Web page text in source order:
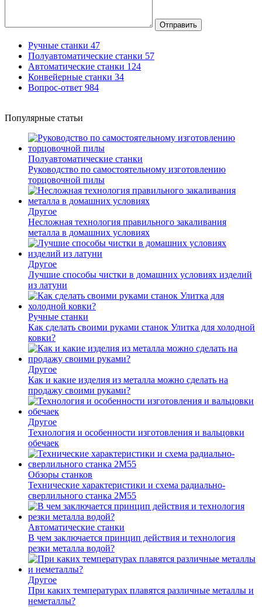
Отправить
Ручные станки 47
Полуавтоматические станки 57
Автоматические станки 124
Конвейерные станки 34
Вопрос-ответ 984
Популярные статьи
Полуавтоматические станки
Руководство по самостоятельному изготовлению
торцовочной пилы
Другое
Несложная технология правильного закаливания
металла в домашних условиях
Другое
Лучшие способы чистки в домашних условиях изделий
из латуни
Ручные станки
Как сделать своими руками станок Улитка для холодной
ковки?
Другое
Как и какие изделия из металла можно сделать на
продажу своими руками?
Другое
Технология и особенности изготовления и вальцовки
обечаек
Обзоры станков
Технические характеристики и схема радиально-
сверлильного станка 2М55
Автоматические станки
В чем заключается принцип действия и технология
резки металла водой?
Другое
При каких температурах плавятся различные металлы и
неметаллы?